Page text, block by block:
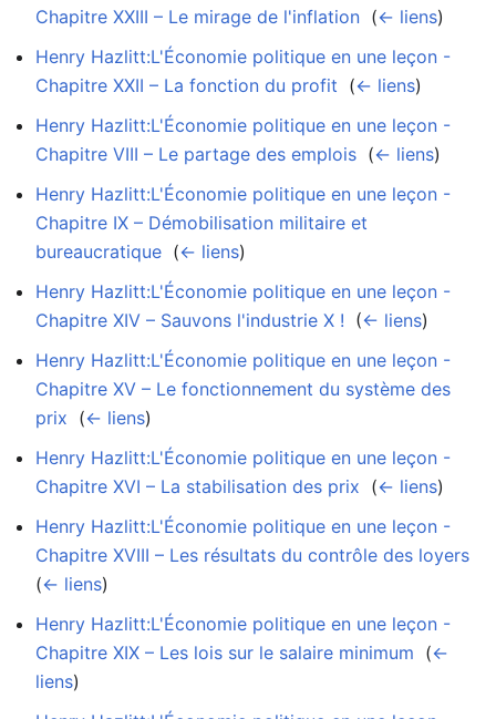
Chapitre XXIII – Le mirage de l'inflation (← liens)
Henry Hazlitt:L'Économie politique en une leçon -
Chapitre XXII – La fonction du profit (← liens)
Henry Hazlitt:L'Économie politique en une leçon -
Chapitre VIII – Le partage des emplois (← liens)
Henry Hazlitt:L'Économie politique en une leçon -
Chapitre IX – Démobilisation militaire et
bureaucratique (← liens)
Henry Hazlitt:L'Économie politique en une leçon -
Chapitre XIV – Sauvons l'industrie X ! (← liens)
Henry Hazlitt:L'Économie politique en une leçon -
Chapitre XV – Le fonctionnement du système des
prix (← liens)
Henry Hazlitt:L'Économie politique en une leçon -
Chapitre XVI – La stabilisation des prix (← liens)
Henry Hazlitt:L'Économie politique en une leçon -
Chapitre XVIII – Les résultats du contrôle des loyers
(← liens)
Henry Hazlitt:L'Économie politique en une leçon -
Chapitre XIX – Les lois sur le salaire minimum (←
liens)